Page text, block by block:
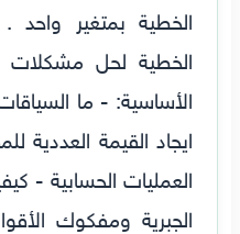
الخطية بمتغير
الخطية لحل مشكلات
الأساسية: - ما
ايجاد القيمة العددية
العمليات الحسابية -
الجبرية ومفكوك